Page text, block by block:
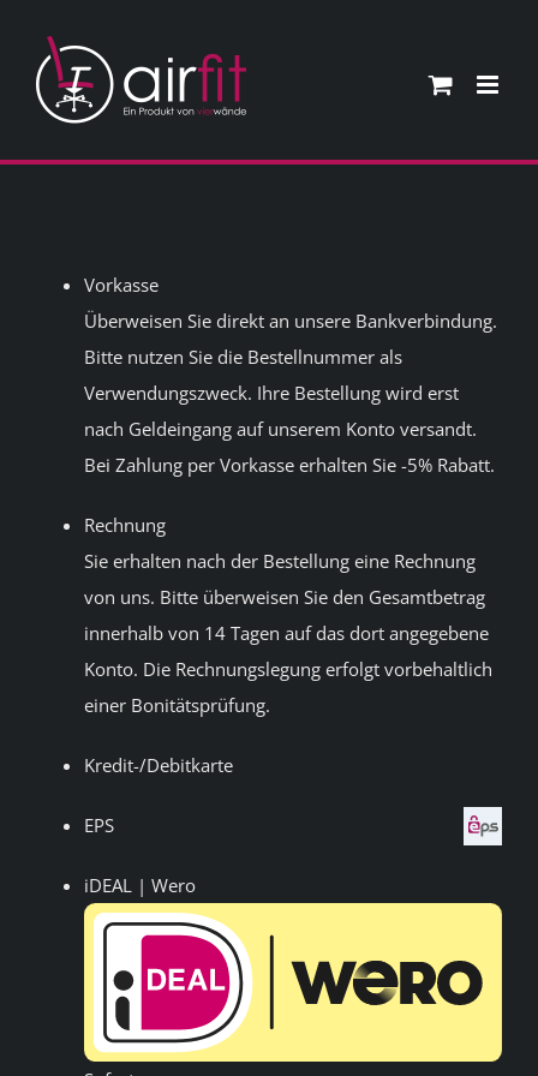
content
Vorkasse
Überweisen Sie direkt an unsere Bankverbindung.
Bitte nutzen Sie die Bestellnummer als
Verwendungszweck. Ihre Bestellung wird erst
nach Geldeingang auf unserem Konto versandt.
Bei Zahlung per Vorkasse erhalten Sie -5% Rabatt.
Rechnung
Sie erhalten nach der Bestellung eine Rechnung
von uns. Bitte überweisen Sie den Gesamtbetrag
innerhalb von 14 Tagen auf das dort angegebene
Konto. Die Rechnungslegung erfolgt vorbehaltlich
einer Bonitätsprüfung.
Kredit-/Debitkarte
EPS
iDEAL | Wero